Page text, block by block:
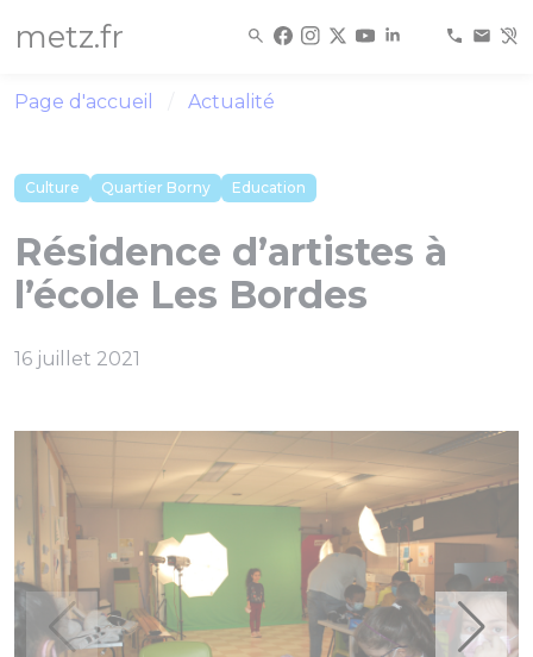
metz.fr
Page d'accueil Actualité
Culture Quartier Borny Education
Résidence d’artistes à
l’école Les Bordes
16 juillet 2021